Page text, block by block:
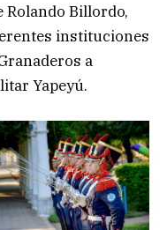
Rolando Billordo,
instituciones
a
Yapeyú.